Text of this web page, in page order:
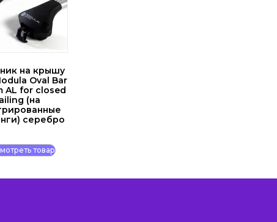
на крышу
Oval Bar
AL for closed
(на
серебро
товар